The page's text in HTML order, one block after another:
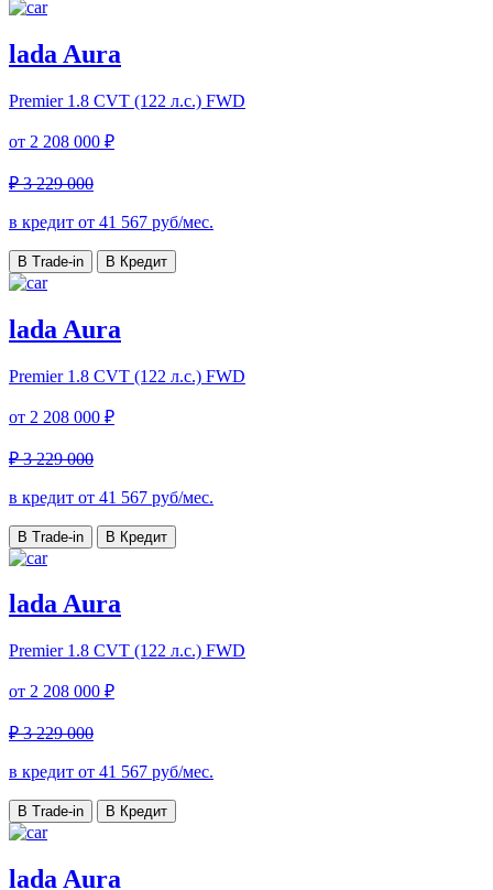
lada Aura
Premier 1.8 CVT (122 л.с.) FWD
от 2 208 000 ₽
₽ 3 229 000
в кредит от 41 567 руб/мес.
В Trade-in В Кредит
lada Aura
Premier 1.8 CVT (122 л.с.) FWD
от 2 208 000 ₽
₽ 3 229 000
в кредит от 41 567 руб/мес.
В Trade-in В Кредит
lada Aura
Premier 1.8 CVT (122 л.с.) FWD
от 2 208 000 ₽
₽ 3 229 000
в кредит от 41 567 руб/мес.
В Trade-in В Кредит
lada Aura